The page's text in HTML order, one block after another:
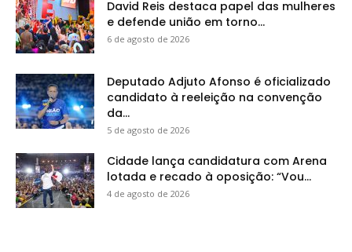
David Reis destaca papel das mulheres
e defende união em torno...
6 de agosto de 2026
Deputado Adjuto Afonso é oficializado
candidato à reeleição na convenção
da...
5 de agosto de 2026
Cidade lança candidatura com Arena
lotada e recado à oposição: “Vou...
4 de agosto de 2026